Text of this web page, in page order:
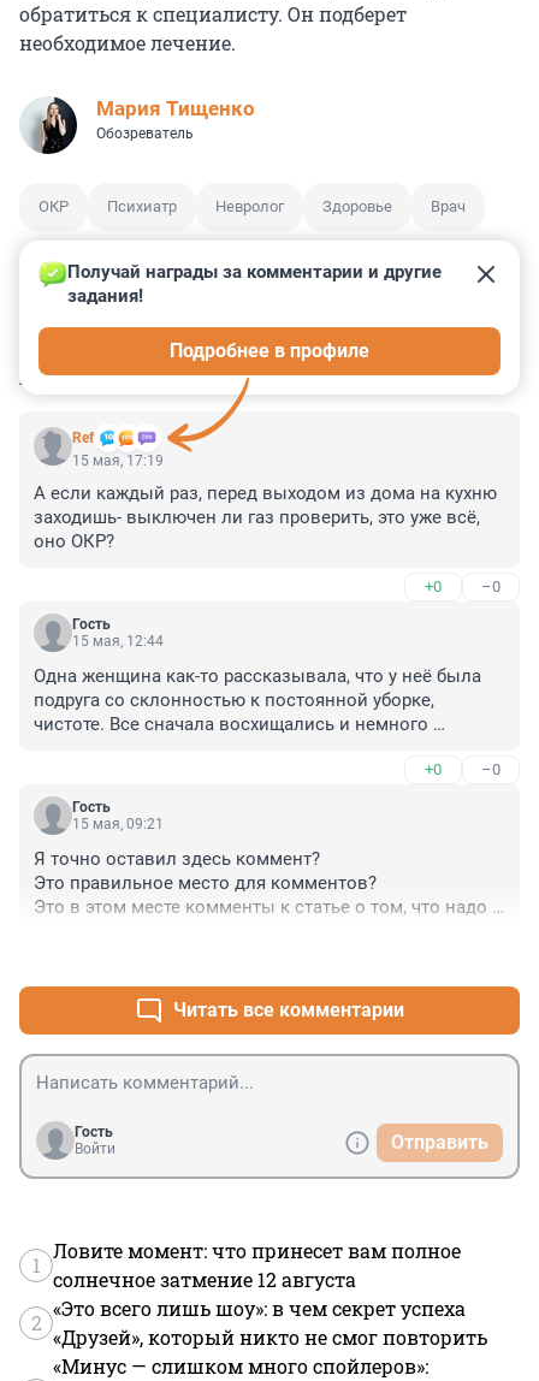
обратиться к специалисту. Он подберет
необходимое лечение.
Мария Тищенко
Обозреватель
ОКР Психиатр Невролог Здоровье Врач
КОММЕНТАРИИ 23
Ref
Получай награды за комментарии и другие
задания!
Подробнее в профиле
15 мая, 17:19
А если каждый раз, перед выходом из дома на кухню
заходишь- выключен ли газ проверить, это уже всё,
оно ОКР?
+0 –0
Гость
15 мая, 12:44
Одна женщина как-то рассказывала, что у неё была
подруга со склонностью к постоянной уборке,
чистоте. Все сначала восхищались и немного
всё стерильно. Потом призадумались, что вроде как,
налицо перебор с порядком и со временем, которое
эта подруга тратила на его наведение. А потом эта
что всё хорошо в меру...
+0 –0
Гость
15 мая, 09:21
Я точно оставил здесь коммент?
Это правильное место для комментов?
Это в этом месте комменты к статье о том, что надо
Читать все комментарии
Гость
Войти
Отправить
1
Ловите момент: что принесет вам полное
солнечное затмение 12 августа
2
«Это всего лишь шоу»: в чем секрет успеха
«Друзей», который никто не смог повторить
«Минус — слишком много спойлеров»: